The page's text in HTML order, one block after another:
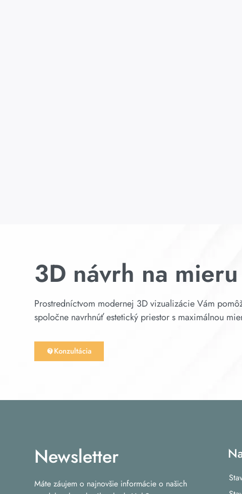
3D návrh na mieru
Prostredníctvom modernej 3D vizualizácie Vám
spoločne navrhnúť estetický priestor s maximálnou
Konzultácia
Newsletter
Máte záujem o najnovšie informácie o našich